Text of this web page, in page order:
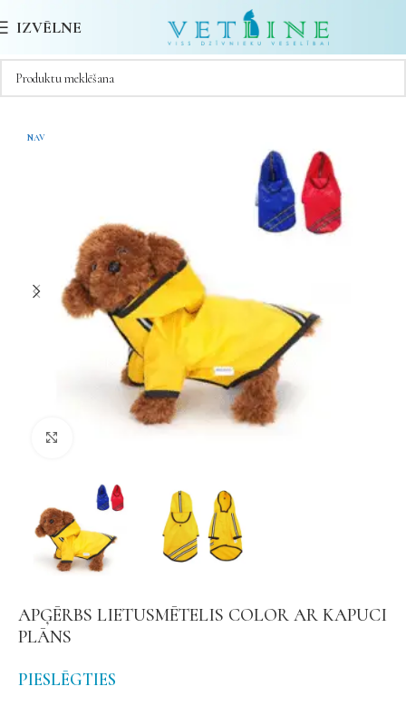
IZVĒLNE
NAV
APĢĒRBS LIETUSMĒTELIS COLOR AR KAPUCI
PLĀNS
PIESLĒGTIES